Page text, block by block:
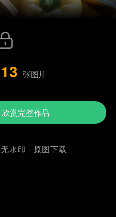
13 张图片
赏完整作品
水印 · 原图下载